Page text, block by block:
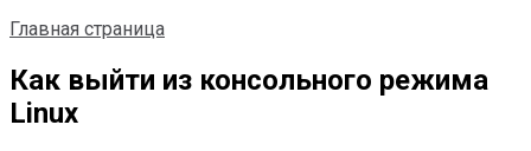
Главная страница
Как выйти из консольного режима
Linux